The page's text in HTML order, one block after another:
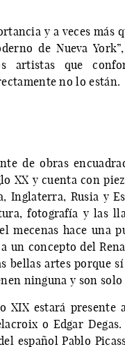
y a veces más
de Nueva
artistas que
no lo están.
de obras
XX y cuenta con
Inglaterra, Rusia y
fotografía y las
mecenas hace una
un concepto del
bellas artes porque
ninguna y son solo
XIX estará presente
o Edgar
español Pablo